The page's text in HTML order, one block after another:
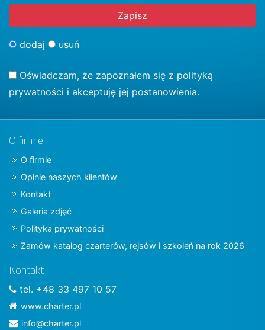
dodaj usuń
Oświadczam, że zapoznałem się z polityką
prywatności i akceptuję jej postanowienia.
O firmie
O firmie
Opinie naszych klientów
Kontakt
Galeria zdjęć
Polityka prywatności
Zamów katalog czarterów, rejsów i szkoleń na rok 2026
Kontakt
tel. +48 33 497 10 57
www.charter.pl
info@charter.pl